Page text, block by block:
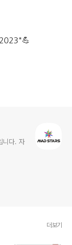
니다. 자
더보기